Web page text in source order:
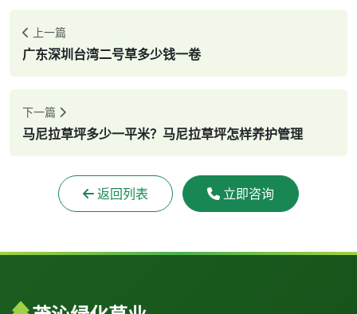
上一篇
广东深圳台湾二号草多少钱一卷
下一篇
马尼拉草坪多少一平米？马尼拉草坪怎样养护管理
返回列表 立即咨询